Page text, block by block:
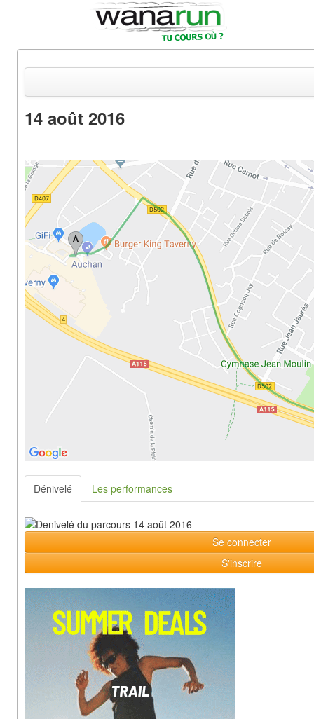
Equipements & Tests
Parcours & Courses
Outils & Réseaux
14 août 2016
Dénivelé Les performances
Se connecter
S'inscrire